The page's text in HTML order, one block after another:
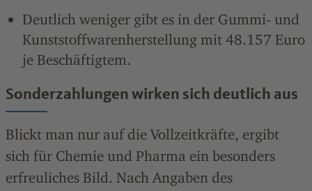
Deutlich weniger gibt es in der Gummi- und
Kunststoffwarenherstellung mit 48.157 Euro
je Beschäftigtem.
Sonderzahlungen wirken sich deutlich aus
Blickt man nur auf die Vollzeitkräfte, ergibt
sich für Chemie und Pharma ein besonders
erfreuliches Bild. Nach Angaben des